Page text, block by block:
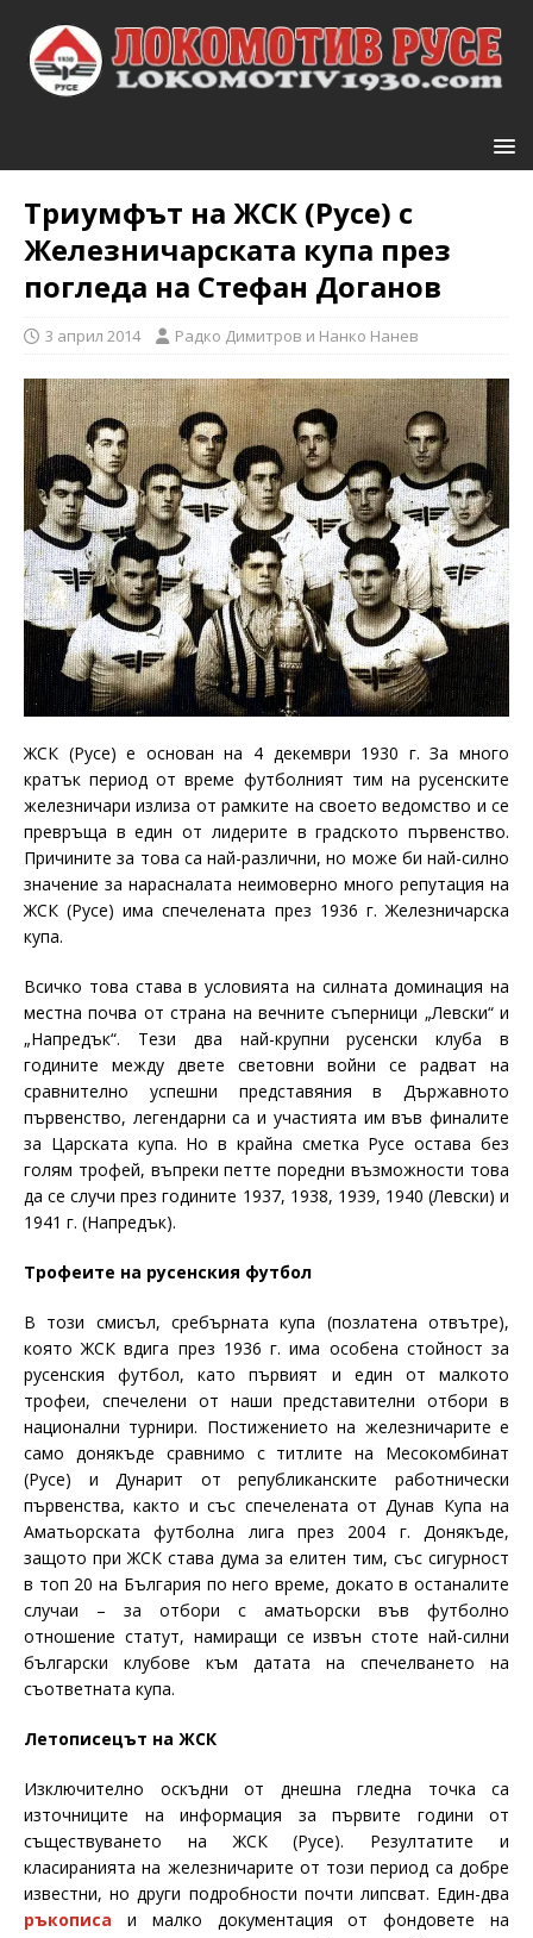
Триумфът на ЖСК (Русе) с
Железничарската купа през
погледа на Стефан Доганов
3 април 2014 Радко Димитров и Нанко Нанев
ЖСК (Русе) е основан на 4 декември 1930 г. За много
кратък период от време футболният тим на русенските
железничари излиза от рамките на своето ведомство и се
превръща в един от лидерите в градското първенство.
Причините за това са най-различни, но може би най-силно
значение за нарасналата неимоверно много репутация на
ЖСК (Русе) има спечелената през 1936 г. Железничарска
купа.
Всичко това става в условията на силната доминация на
местна почва от страна на вечните съперници „Левски“ и
„Напредък“. Тези два най-крупни русенски клуба в
годините между двете световни войни се радват на
сравнително успешни представяния в Държавното
първенство, легендарни са и участията им във финалите
за Царската купа. Но в крайна сметка Русе остава без
голям трофей, въпреки петте поредни възможности това
да се случи през годините 1937, 1938, 1939, 1940 (Левски) и
1941 г. (Напредък).
Трофеите на русенския футбол
В този смисъл, сребърната купа (позлатена отвътре),
която ЖСК вдига през 1936 г. има особена стойност за
русенския футбол, като първият и един от малкото
трофеи, спечелени от наши представителни отбори в
национални турнири. Постижението на железничарите е
само донякъде сравнимо с титлите на Месокомбинат
(Русе) и Дунарит от републиканските работнически
първенства, както и със спечелената от Дунав Купа на
Аматьорската футболна лига през 2004 г. Донякъде,
защото при ЖСК става дума за елитен тим, със сигурност
в топ 20 на България по него време, докато в останалите
случаи – за отбори с аматьорски във футболно
отношение статут, намиращи се извън стоте най-силни
български клубове към датата на спечелването на
съответната купа.
Летописецът на ЖСК
Изключително оскъдни от днешна гледна точка са
източниците на информация за първите години от
съществуването на ЖСК (Русе). Резултатите и
класиранията на железничарите от този период са добре
известни, но други подробности почти липсват. Един-два
ръкописа и малко документация от фондовете на